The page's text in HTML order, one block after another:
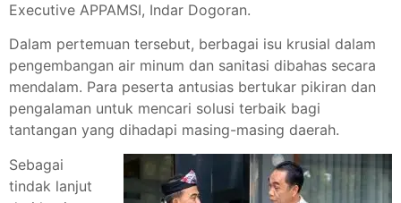
Executive APPAMSI, Indar Dogoran.
Dalam pertemuan tersebut, berbagai isu krusial dalam
pengembangan air minum dan sanitasi dibahas secara
mendalam. Para peserta antusias bertukar pikiran dan
pengalaman untuk mencari solusi terbaik bagi
tantangan yang dihadapi masing-masing daerah.
Sebagai
tindak lanjut